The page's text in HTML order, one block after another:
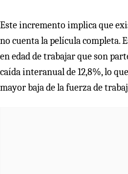
Este incremento implica que
no cuenta la película completa.
en edad de trabajar que son
caída interanual de 12,8%, lo
mayor baja de la fuerza de